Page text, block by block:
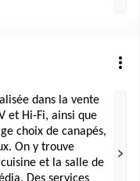
que ce soit pour
dans la vente
et Hi-Fi, ainsi que
choix de canapés,
On y trouve
et la salle de